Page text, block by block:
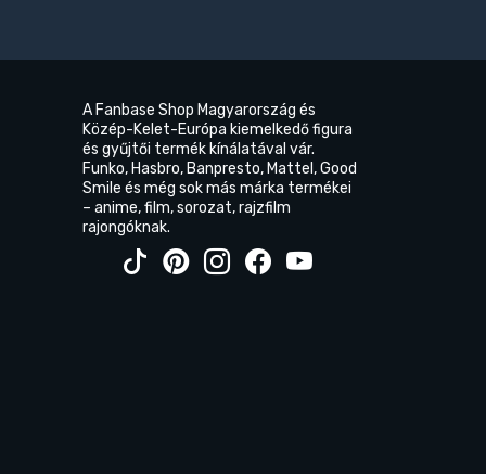
A Fanbase Shop Magyarország és
Közép-Kelet-Európa kiemelkedő figura
és gyűjtői termék kínálatával vár.
Funko, Hasbro, Banpresto, Mattel, Good
Smile és még sok más márka termékei
– anime, film, sorozat, rajzfilm
rajongóknak.